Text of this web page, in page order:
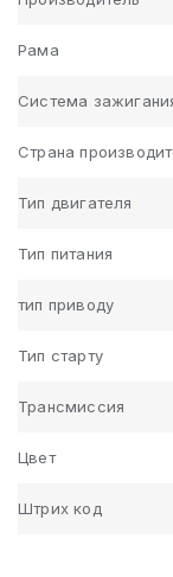
Рама
Система
Страна
Тип двигателя
Тип питания
тип приводу
Тип старту
Трансмиссия
Цвет
Штрих код